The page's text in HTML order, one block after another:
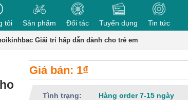
tôi Sản phẩm Đối tác Tuyển dụng Tin tức
Giải trí hấp dẫn dành cho trẻ em
Giá bán: 1₫
Tình trạng:
Hàng order 7-15 ngày